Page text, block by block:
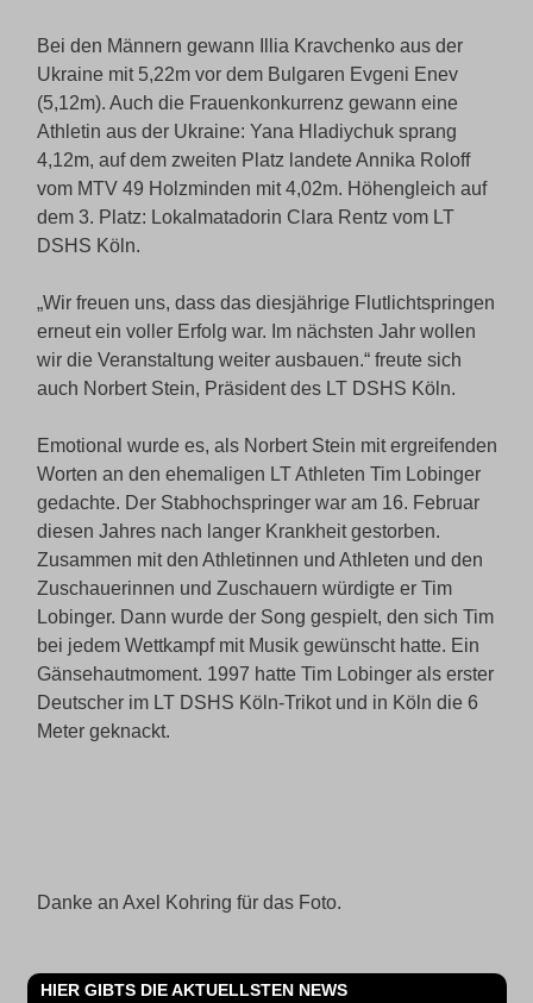
Bei den Männern gewann Illia Kravchenko aus der
Ukraine mit 5,22m vor dem Bulgaren Evgeni Enev
(5,12m). Auch die Frauenkonkurrenz gewann eine
Athletin aus der Ukraine: Yana Hladiychuk sprang
4,12m, auf dem zweiten Platz landete Annika Roloff
vom MTV 49 Holzminden mit 4,02m. Höhengleich auf
dem 3. Platz: Lokalmatadorin Clara Rentz vom LT
DSHS Köln.
„Wir freuen uns, dass das diesjährige Flutlichtspringen
erneut ein voller Erfolg war. Im nächsten Jahr wollen
wir die Veranstaltung weiter ausbauen.“ freute sich
auch Norbert Stein, Präsident des LT DSHS Köln.
Emotional wurde es, als Norbert Stein mit ergreifenden
Worten an den ehemaligen LT Athleten Tim Lobinger
gedachte. Der Stabhochspringer war am 16. Februar
diesen Jahres nach langer Krankheit gestorben.
Zusammen mit den Athletinnen und Athleten und den
Zuschauerinnen und Zuschauern würdigte er Tim
Lobinger. Dann wurde der Song gespielt, den sich Tim
bei jedem Wettkampf mit Musik gewünscht hatte. Ein
Gänsehautmoment. 1997 hatte Tim Lobinger als erster
Deutscher im LT DSHS Köln-Trikot und in Köln die 6
Meter geknackt.
Danke an Axel Kohring für das Foto.
HIER GIBTS DIE AKTUELLSTEN NEWS